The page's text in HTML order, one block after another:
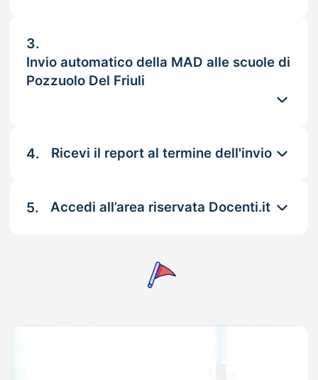
3.
Invio automatico della MAD alle scuole di
Pozzuolo Del Friuli
4. Ricevi il report al termine dell'invio
5. Accedi all’area riservata Docenti.it